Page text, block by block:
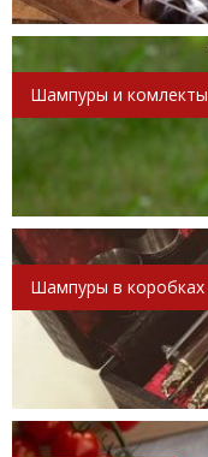
Шампуры и комлекты
Шампуры в коробках